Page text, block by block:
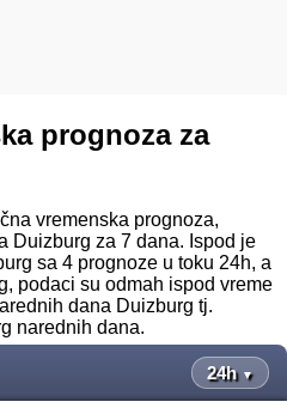
prognoza za
vremenska prognoza,
Duizburg za 7 dana. Ispod je
sa 4 prognoze u toku 24h, a
podaci su odmah ispod vreme
dana Duizburg tj.
narednih dana.
24h ▼